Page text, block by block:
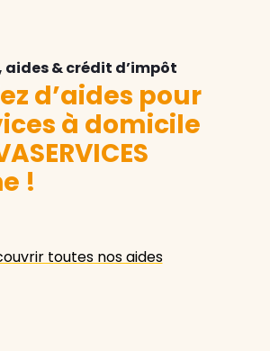
& crédit d’impôt
d’aides pour
à domicile
!
toutes nos aides